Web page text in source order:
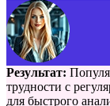
Результат:
трудности с
для быстрого